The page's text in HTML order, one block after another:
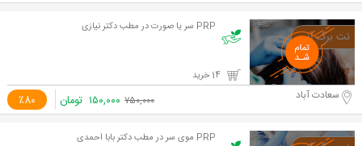
PRP سر یا صورت در مطب دکتر نیازی
٪80 سعادت آباد ۷۵۰,۰۰۰ ۱۵۰,۰۰۰ تومان
PRP موی سر در مطب دکتر بابا احمدی